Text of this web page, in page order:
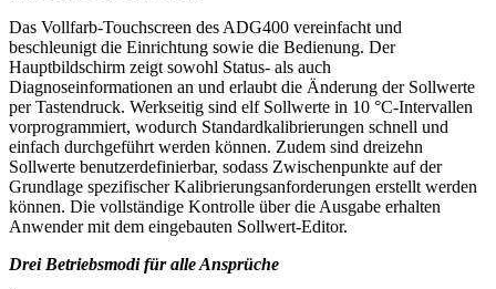
Das Vollfarb-Touchscreen des ADG400 vereinfacht und
beschleunigt die Einrichtung sowie die Bedienung. Der
Hauptbildschirm zeigt sowohl Status- als auch
Diagnoseinformationen an und erlaubt die Änderung der Sollwerte
per Tastendruck. Werkseitig sind elf Sollwerte in 10 °C-Intervallen
vorprogrammiert, wodurch Standardkalibrierungen schnell und
einfach durchgeführt werden können. Zudem sind dreizehn
Sollwerte benutzerdefinierbar, sodass Zwischenpunkte auf der
Grundlage spezifischer Kalibrierungsanforderungen erstellt werden
können. Die vollständige Kontrolle über die Ausgabe erhalten
Anwender mit dem eingebauten Sollwert-Editor.
Drei Betriebsmodi für alle Ansprüche